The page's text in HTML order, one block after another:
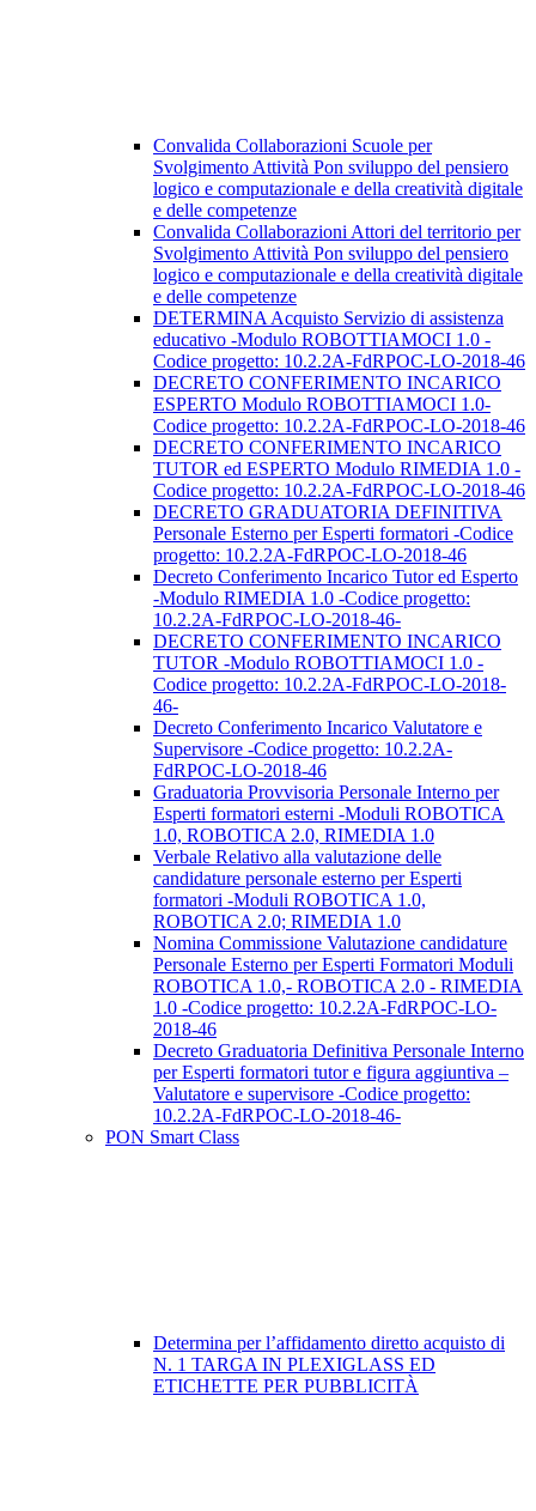
Convalida Collaborazioni Scuole per
Svolgimento Attività Pon sviluppo del pensiero
logico e computazionale e della creatività digitale
e delle competenze
Convalida Collaborazioni Attori del territorio per
Svolgimento Attività Pon sviluppo del pensiero
logico e computazionale e della creatività digitale
e delle competenze
DETERMINA Acquisto Servizio di assistenza
educativo -Modulo ROBOTTIAMOCI 1.0 -
Codice progetto: 10.2.2A-FdRPOC-LO-2018-46
DECRETO CONFERIMENTO INCARICO
ESPERTO Modulo ROBOTTIAMOCI 1.0-
Codice progetto: 10.2.2A-FdRPOC-LO-2018-46
DECRETO CONFERIMENTO INCARICO
TUTOR ed ESPERTO Modulo RIMEDIA 1.0 -
Codice progetto: 10.2.2A-FdRPOC-LO-2018-46
DECRETO GRADUATORIA DEFINITIVA
Personale Esterno per Esperti formatori -Codice
progetto: 10.2.2A-FdRPOC-LO-2018-46
Decreto Conferimento Incarico Tutor ed Esperto
-Modulo RIMEDIA 1.0 -Codice progetto:
10.2.2A-FdRPOC-LO-2018-46-
DECRETO CONFERIMENTO INCARICO
TUTOR -Modulo ROBOTTIAMOCI 1.0 -
Codice progetto: 10.2.2A-FdRPOC-LO-2018-
46-
Decreto Conferimento Incarico Valutatore e
Supervisore -Codice progetto: 10.2.2A-
FdRPOC-LO-2018-46
Graduatoria Provvisoria Personale Interno per
Esperti formatori esterni -Moduli ROBOTICA
1.0, ROBOTICA 2.0, RIMEDIA 1.0
Verbale Relativo alla valutazione delle
candidature personale esterno per Esperti
formatori -Moduli ROBOTICA 1.0,
ROBOTICA 2.0; RIMEDIA 1.0
Nomina Commissione Valutazione candidature
Personale Esterno per Esperti Formatori Moduli
ROBOTICA 1.0,- ROBOTICA 2.0 - RIMEDIA
1.0 -Codice progetto: 10.2.2A-FdRPOC-LO-
2018-46
Decreto Graduatoria Definitiva Personale Interno
per Esperti formatori tutor e figura aggiuntiva –
Valutatore e supervisore -Codice progetto:
10.2.2A-FdRPOC-LO-2018-46-
PON Smart Class
Determina per l’affidamento diretto acquisto di
N. 1 TARGA IN PLEXIGLASS ED
ETICHETTE PER PUBBLICITÀ